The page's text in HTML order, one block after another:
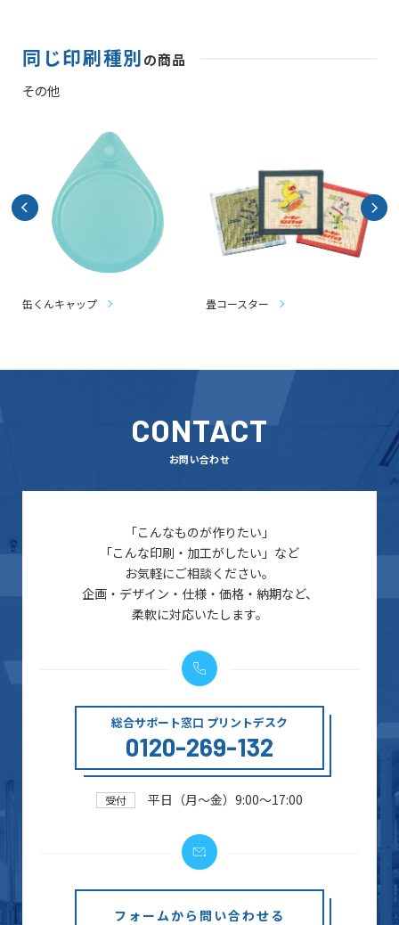
同じ印刷種別の商品
その他
缶くんキャップ 畳コースター
CONTACT
お問い合わせ
「こんなものが作りたい」
「こんな印刷・加工がしたい」など
お気軽にご相談ください。
企画・デザイン・仕様・価格・納期など、
柔軟に対応いたします。
総合サポート窓口 プリントデスク
0120-269-132
受付 平日（月～金）9:00～17:00
フォームから問い合わせる